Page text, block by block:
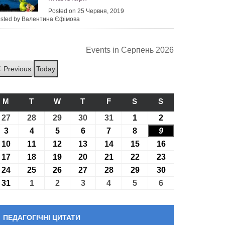
Posted on 25 Червня, 2019
by Валентина Єфімова
Events in Серпень 2026
Previous Today
M ПОНЕДІЛОК
T ВІВТОРОК
WСЕРЕДА
T ЧЕТВЕР
FП’ЯТНИЦЯ
S СУБОТА
S
27 27.07.2026
28 28.07.2026
29 29.07.2026
30 30.07.2026
3131.07.2026
1 01.08.2026
2
303.08.2026
404.08.2026
505.08.2026
606.08.2026
7 07.08.2026
8 08.08.2026
9
10 10.08.2026
11 11.08.2026
12 12.08.2026
13 13.08.2026
1414.08.2026
1515.08.2026
1616.08.2026
17 17.08.2026
18 18.08.2026
19 19.08.2026
20 20.08.2026
2121.08.2026
2222.08.2026
2323.08.2026
24 24.08.2026
25 25.08.2026
26 26.08.2026
27 27.08.2026
2828.08.2026
2929.08.2026
3030.08.2026
31 31.08.2026
101.09.2026
202.09.2026
303.09.2026
4 04.09.2026
5 05.09.2026
6
ПЕДАГОГІЧНІ ЦИТАТИ